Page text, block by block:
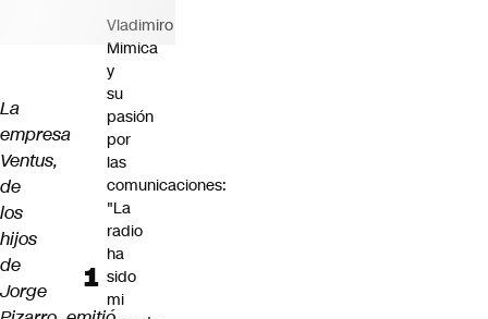
La
empresa
Ventus,
de
los
hijos
de
Jorge
Vladimiro
Mimica
y
su
pasión
por
las
comunicaciones:
"La
radio
ha
sido
mi